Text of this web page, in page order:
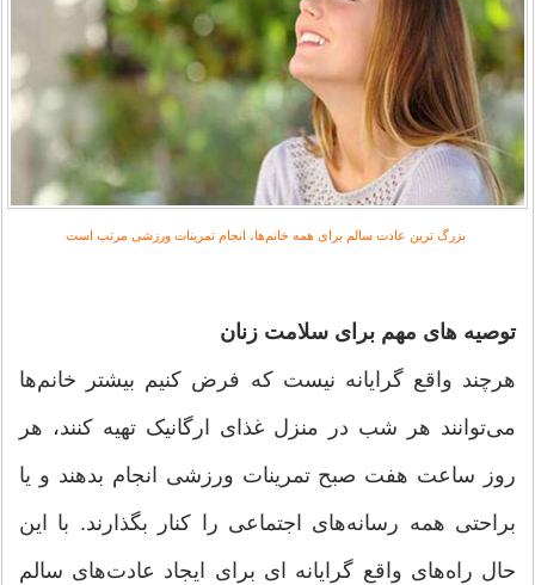
بزرگ ترین عادت سالم برای همه خانم‌ها، انجام تمرینات ورزشی مرتب است
توصیه های مهم برای سلامت زنان
هرچند واقع گرایانه نیست که فرض کنیم بیشتر خانم‌ها
می‌توانند هر شب در منزل غذای ارگانیک تهیه کنند، هر
روز ساعت هفت صبح تمرینات ورزشی انجام بدهند و یا
براحتی همه رسانه‌های اجتماعی را کنار بگذارند. با این
حال راه‌های واقع گرایانه ای برای ایجاد عادت‌های سالم